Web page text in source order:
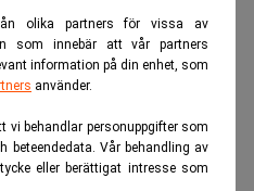
olika partners för vissa av
som innebär att vår partners
information på din enhet, som
använder.
vi behandlar personuppgifter som
beteendedata. Vår behandling av
eller berättigat intresse som
(3,40).
(2,78).